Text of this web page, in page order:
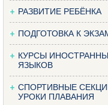
РАЗВИТИЕ РЕБЁНКА
ПОДГОТОВКА К
КУРСЫ
ЯЗЫКОВ
СПОРТИВНЫЕ
УРОКИ ПЛАВАНИЯ